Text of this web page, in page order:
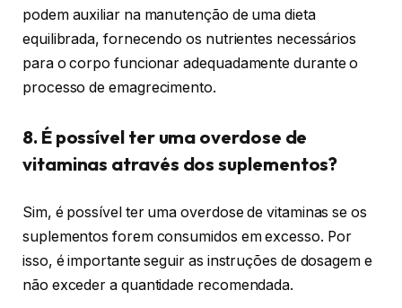
podem auxiliar na manutenção de uma dieta
equilibrada, fornecendo os nutrientes necessários
para o corpo funcionar adequadamente durante o
processo de emagrecimento.
8. É possível ter uma overdose de
vitaminas através dos suplementos?
Sim, é possível ter uma overdose de vitaminas se os
suplementos forem consumidos em excesso. Por
isso, é importante seguir as instruções de dosagem e
não exceder a quantidade recomendada.